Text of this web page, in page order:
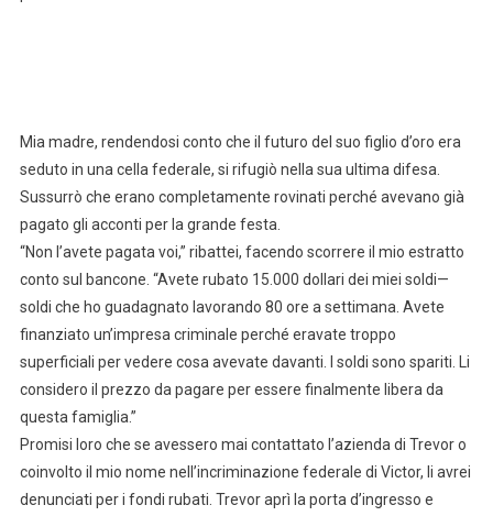
Mia madre, rendendosi conto che il futuro del suo figlio d’oro era
seduto in una cella federale, si rifugiò nella sua ultima difesa.
Sussurrò che erano completamente rovinati perché avevano già
pagato gli acconti per la grande festa.
“Non l’avete pagata voi,” ribattei, facendo scorrere il mio estratto
conto sul bancone. “Avete rubato 15.000 dollari dei miei soldi—
soldi che ho guadagnato lavorando 80 ore a settimana. Avete
finanziato un’impresa criminale perché eravate troppo
superficiali per vedere cosa avevate davanti. I soldi sono spariti. Li
considero il prezzo da pagare per essere finalmente libera da
questa famiglia.”
Promisi loro che se avessero mai contattato l’azienda di Trevor o
coinvolto il mio nome nell’incriminazione federale di Victor, li avrei
denunciati per i fondi rubati. Trevor aprì la porta d’ingresso e